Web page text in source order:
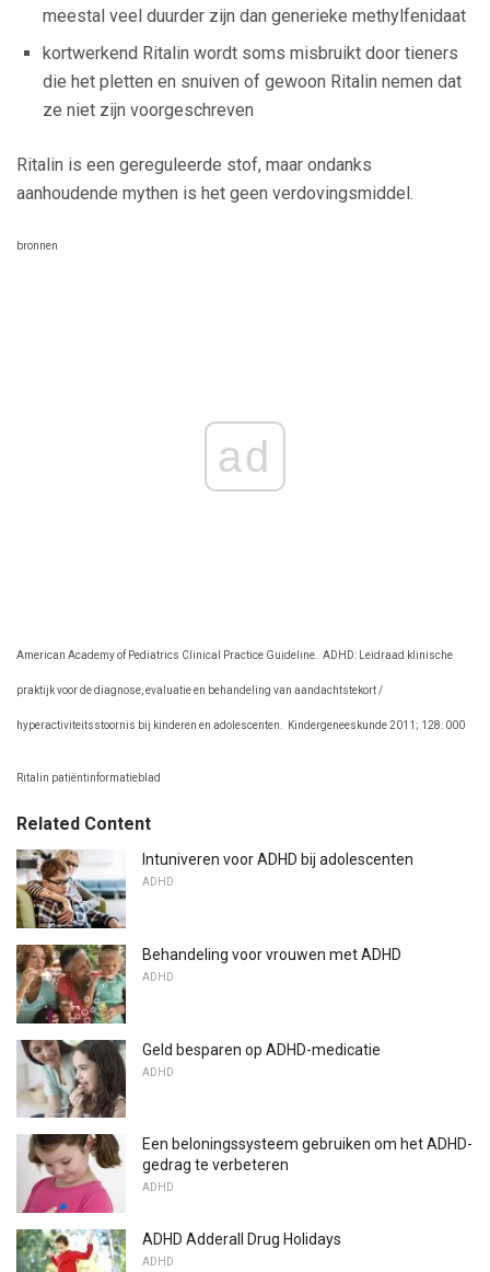
meestal veel duurder zijn dan generieke methylfenidaat
kortwerkend Ritalin wordt soms misbruikt door tieners
die het pletten en snuiven of gewoon Ritalin nemen dat
ze niet zijn voorgeschreven
Ritalin is een gereguleerde stof, maar ondanks
aanhoudende mythen is het geen verdovingsmiddel.
bronnen
ad
American Academy of Pediatrics Clinical Practice Guideline. ADHD: Leidraad klinische
praktijk voor de diagnose, evaluatie en behandeling van aandachtstekort /
hyperactiviteitsstoornis bij kinderen en adolescenten. Kindergeneeskunde 2011; 128: 000
Ritalin patiëntinformatieblad
Related Content
Intuniveren voor ADHD bij adolescenten
ADHD
Behandeling voor vrouwen met ADHD
ADHD
Geld besparen op ADHD-medicatie
ADHD
Een beloningssysteem gebruiken om het ADHD-
gedrag te verbeteren
ADHD
ADHD Adderall Drug Holidays
ADHD